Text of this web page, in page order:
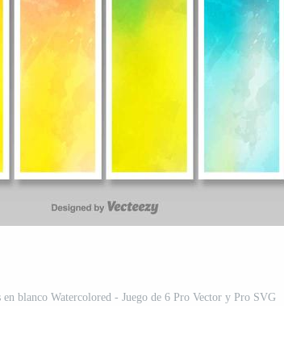
en blanco Watercolored - Juego de 6 Pro Vector y Pro SVG